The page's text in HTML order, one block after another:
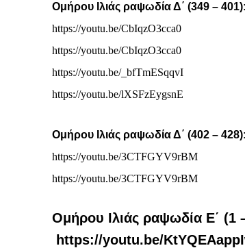
Ομήρου Ιλιάς ραψωδία Δ΄ (349 –
https://youtu.be/CbIqzO3cca0
https://youtu.be/CbIqzO3cca0
https://youtu.be/_bfTmESqqvI
https://youtu.be/lXSFzEygsnE
Ομήρου Ιλιάς ραψωδία Δ΄ (402 –
https://youtu.be/3CTFGYV9rBM
https://youtu.be/3CTFGYV9rBM
Ομήρου Ιλιάς ραψωδία E΄ (1
https://youtu.be/